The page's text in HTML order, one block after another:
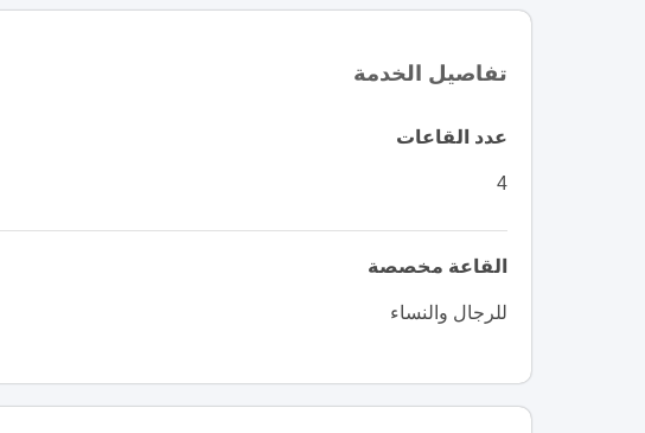
تفاصيل الخدمة
عدد القاعات
4
القاعة مخصصة
للرجال والنساء